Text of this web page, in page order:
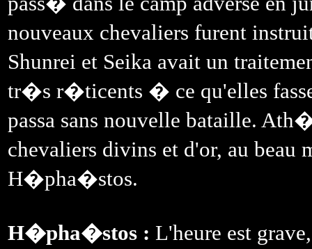
nouveaux chevaliers furent
Shunrei et Seika avait un
tr�s r�ticents � ce qu'elles
passa sans nouvelle bataille.
chevaliers divins et d'or, au
H�pha�stos.
H�pha�stos : L'heure est